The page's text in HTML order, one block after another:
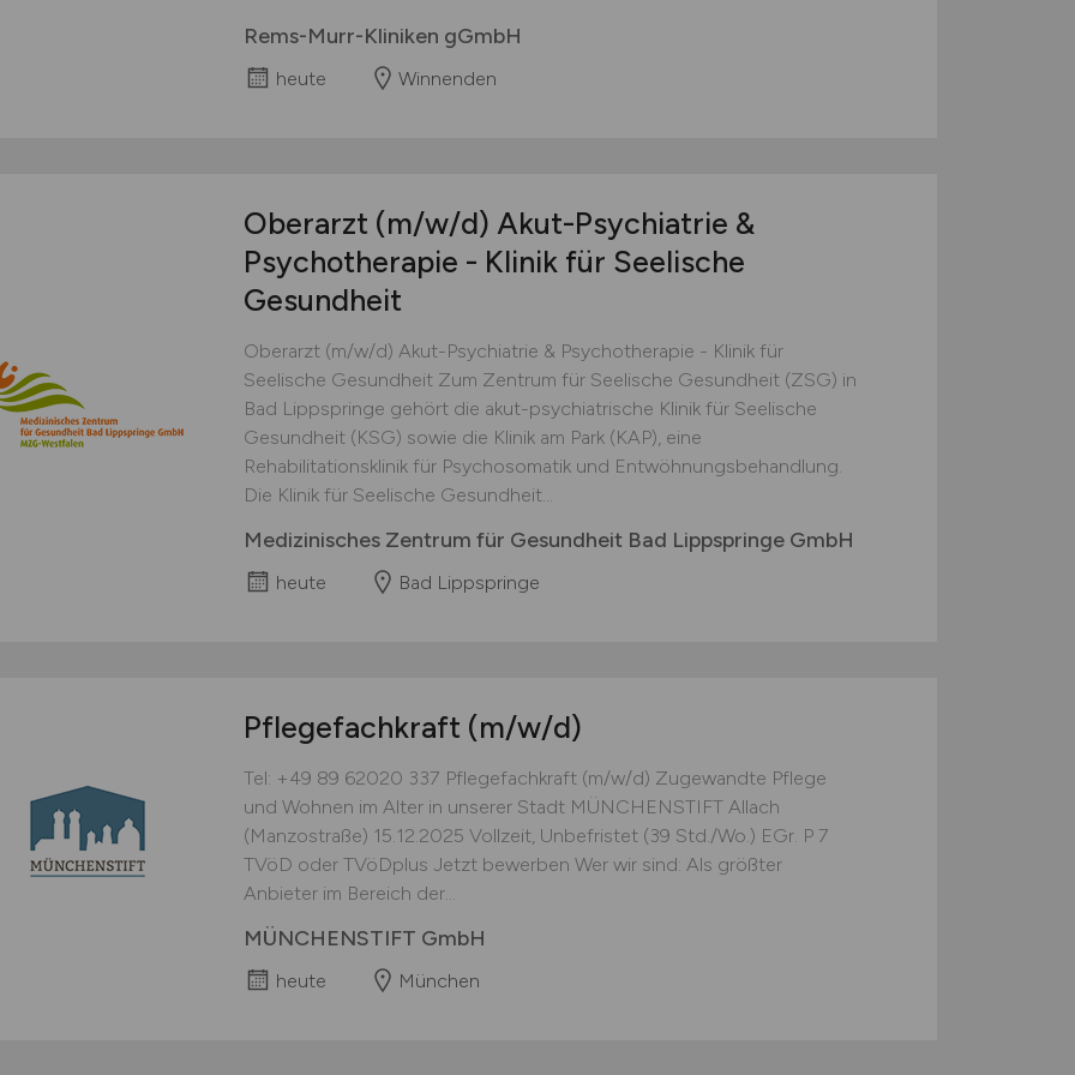
Rems-Murr-Kliniken gGmbH
heute Winnenden
Oberarzt (m/w/d) Akut-Psychiatrie &
Psychotherapie - Klinik für Seelische
Gesundheit
Oberarzt (m/w/d) Akut-Psychiatrie & Psychotherapie - Klinik für
Seelische Gesundheit Zum Zentrum für Seelische Gesundheit (ZSG) in
Bad Lippspringe gehört die akut-psychiatrische Klinik für Seelische
Gesundheit (KSG) sowie die Klinik am Park (KAP), eine
Rehabilitationsklinik für Psychosomatik und Entwöhnungsbehandlung.
Die Klinik für Seelische Gesundheit...
Medizinisches Zentrum für Gesundheit Bad Lippspringe GmbH
heute Bad Lippspringe
Pflegefachkraft (m/w/d)
Tel: +49 89 62020 337 Pflegefachkraft (m/w/d) Zugewandte Pflege
und Wohnen im Alter in unserer Stadt MÜNCHENSTIFT Allach
(Manzostraße) 15.12.2025 Vollzeit, Unbefristet (39 Std./Wo.) EGr. P 7
TVöD oder TVöDplus Jetzt bewerben Wer wir sind: Als größter
Anbieter im Bereich der...
MÜNCHENSTIFT GmbH
heute München